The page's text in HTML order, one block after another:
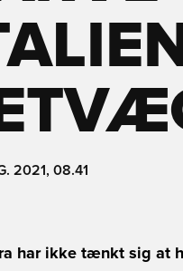
2021, 08.41
har ikke tænkt sig at